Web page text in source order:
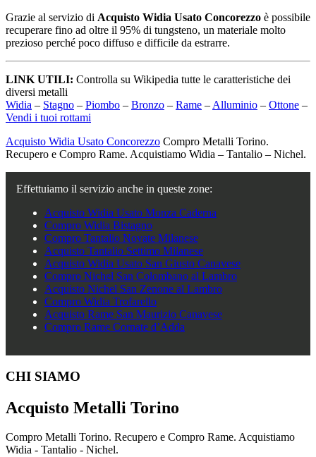
Grazie al servizio di Acquisto Widia Usato Concorezzo è possibile
recuperare fino ad oltre il 95% di tungsteno, un materiale molto
prezioso perché poco diffuso e difficile da estrarre.
LINK UTILI: Controlla su Wikipedia tutte le caratteristiche dei
diversi metalli
Widia – Stagno – Piombo – Bronzo – Rame – Alluminio – Ottone –
Vendi i tuoi rottami
Acquisto Widia Usato Concorezzo Compro Metalli Torino.
Recupero e Compro Rame. Acquistiamo Widia – Tantalio – Nichel.
Effettuiamo il servizio anche in queste zone:
Acquisto Widia Usato Monza Caderna
Compro Widia Bistagno
Compro Tantalio Novate Milanese
Acquisto Tantalio Settimo Milanese
Acquisto Widia Usato San Giusto Canavese
Compro Nichel San Colombano al Lambro
Acquisto Nichel San Zenone al Lambro
Compro Widia Trofarello
Acquisto Rame San Maurizio Canavese
Compro Rame Cornate d’Adda
Footer
CHI SIAMO
Acquisto Metalli Torino
Compro Metalli Torino. Recupero e Compro Rame. Acquistiamo
Widia - Tantalio - Nichel.